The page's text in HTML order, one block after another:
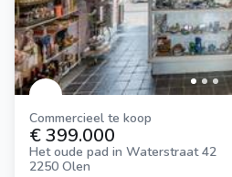
Commercieel te koop
€ 399.000
Het oude pad in Waterstraat 42
2250 Olen